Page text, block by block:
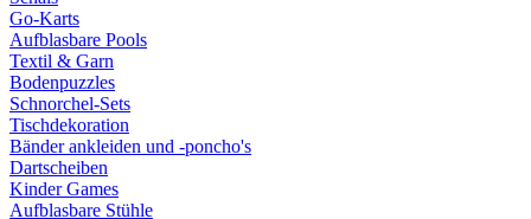
Go-Karts
Aufblasbare Pools
Textil & Garn
Bodenpuzzles
Schnorchel-Sets
Tischdekoration
Bänder ankleiden und -poncho's
Dartscheiben
Kinder Games
Aufblasbare Stühle